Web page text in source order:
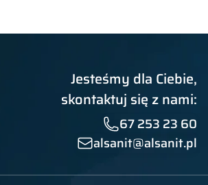
Jesteśmy dla Ciebie,
skontaktuj się z nami:
67 253 23 60
alsanit@alsanit.pl